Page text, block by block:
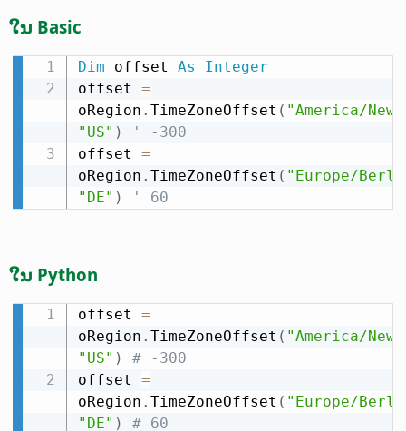
ໃນ Basic
Dim offset As
Integer
offset =
oRegion . TimeZoneOffset ( "America/
"US" )
' -300
offset =
oRegion . TimeZoneOffset ( "Europe/
"DE" ) ' 60
ໃນ Python
offset =
oRegion . TimeZoneOffset ( "America/
"US" )
# -300
offset =
oRegion . TimeZoneOffset ( "Europe/
"DE" ) # 60